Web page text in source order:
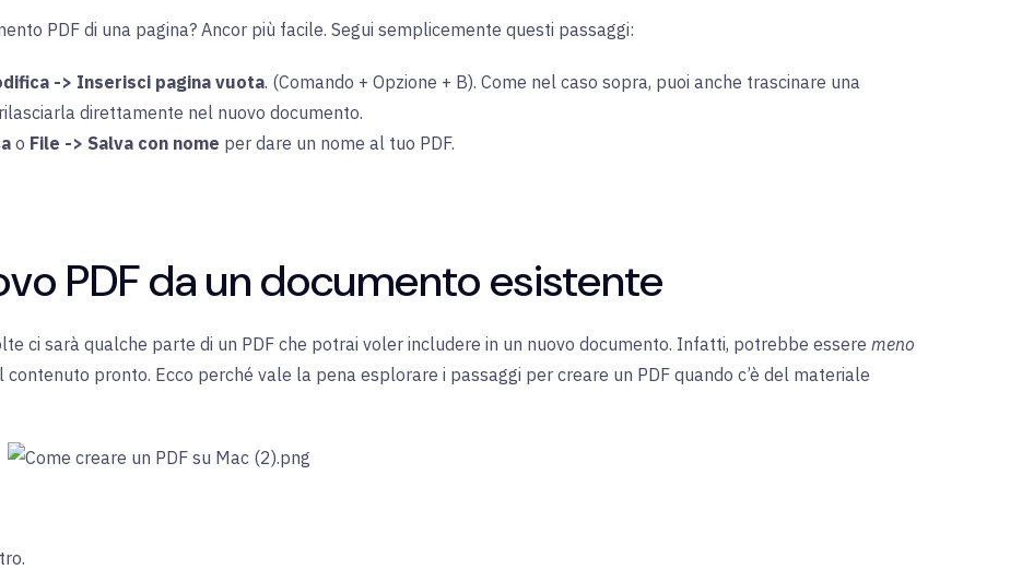
PDF di una pagina? Ancor più facile. Segui semplicemente questi passaggi:
-> Inserisci pagina vuota. (Comando + Opzione + B). Come nel caso sopra, puoi anche trascinare una
direttamente nel nuovo documento.
o File -> Salva con nome per dare un nome al tuo PDF.
PDF da un documento esistente
ci sarà qualche parte di un PDF che potrai voler includere in un nuovo documento. Infatti, potrebbe essere meno
pronto. Ecco perché vale la pena esplorare i passaggi per creare un PDF quando c’è del materiale